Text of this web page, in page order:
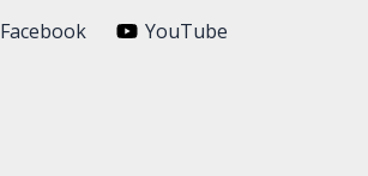
Facebook
YouTube